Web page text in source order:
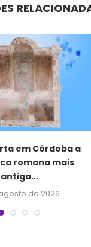
em Córdoba a
romana mais
antiga...
de 2026